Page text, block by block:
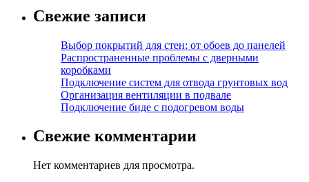
Свежие записи
Выбор покрытий для стен: от обоев до панелей
Распространенные проблемы с дверными
коробками
Подключение систем для отвода грунтовых вод
Организация вентиляции в подвале
Подключение биде с подогревом воды
Свежие комментарии
Нет комментариев для просмотра.